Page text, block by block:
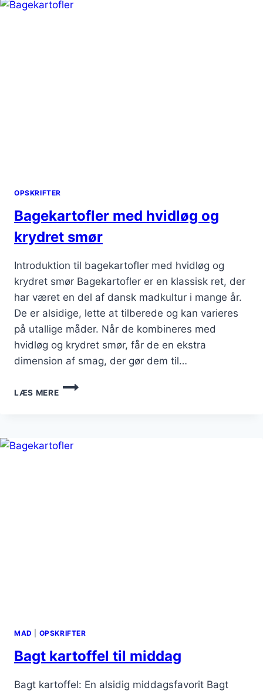
OPSKRIFTER
Bagekartofler med hvidløg og
krydret smør
Introduktion til bagekartofler med hvidløg og
krydret smør Bagekartofler er en klassisk ret, der
har været en del af dansk madkultur i mange år.
De er alsidige, lette at tilberede og kan varieres
på utallige måder. Når de kombineres med
hvidløg og krydret smør, får de en ekstra
dimension af smag, der gør dem til…
LÆS MERE
BAGEKARTOFLER
MED
SMØR
MAD OPSKRIFTER
Bagt kartoffel til middag
Bagt kartoffel: En alsidig middagsfavorit Bagt